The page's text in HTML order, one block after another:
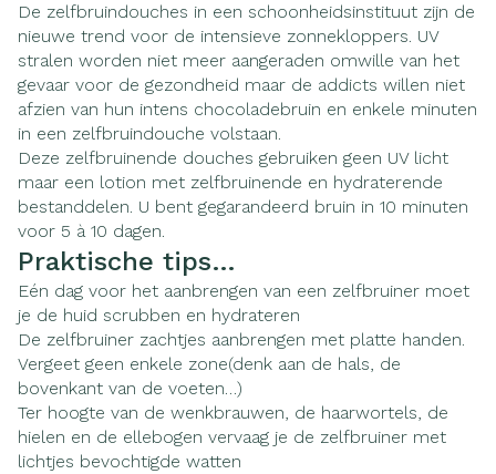
De zelfbruindouches in een schoonheidsinstituut zijn de
nieuwe trend voor de intensieve zonnekloppers. UV
stralen worden niet meer aangeraden omwille van het
gevaar voor de gezondheid maar de addicts willen niet
afzien van hun intens chocoladebruin en enkele minuten
in een zelfbruindouche volstaan.
Deze zelfbruinende douches gebruiken geen UV licht
maar een lotion met zelfbruinende en hydraterende
bestanddelen. U bent gegarandeerd bruin in 10 minuten
voor 5 à 10 dagen.
Praktische tips…
Eén dag voor het aanbrengen van een zelfbruiner moet
je de huid scrubben en hydrateren
De zelfbruiner zachtjes aanbrengen met platte handen.
Vergeet geen enkele zone(denk aan de hals, de
bovenkant van de voeten…)
Ter hoogte van de wenkbrauwen, de haarwortels, de
hielen en de ellebogen vervaag je de zelfbruiner met
lichtjes bevochtigde watten